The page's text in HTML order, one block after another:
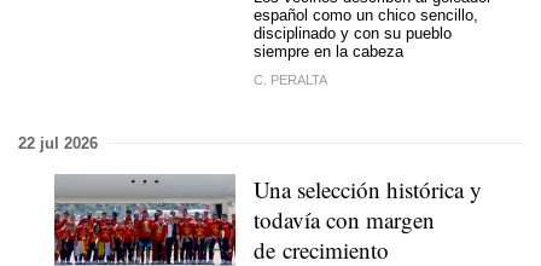
español como un chico sencillo,
disciplinado y con su pueblo
siempre en la cabeza
C. PERALTA
22 jul 2026
Una selección histórica y
todavía con margen
de crecimiento